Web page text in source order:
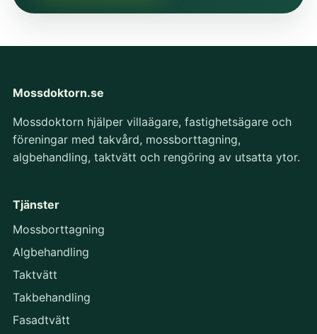
Mossdoktorn.se
Mossdoktorn hjälper villaägare, fastighetsägare och
föreningar med takvård, mossborttagning,
algbehandling, taktvätt och rengöring av utsatta ytor.
Tjänster
Mossborttagning
Algbehandling
Taktvätt
Takbehandling
Fasadtvätt